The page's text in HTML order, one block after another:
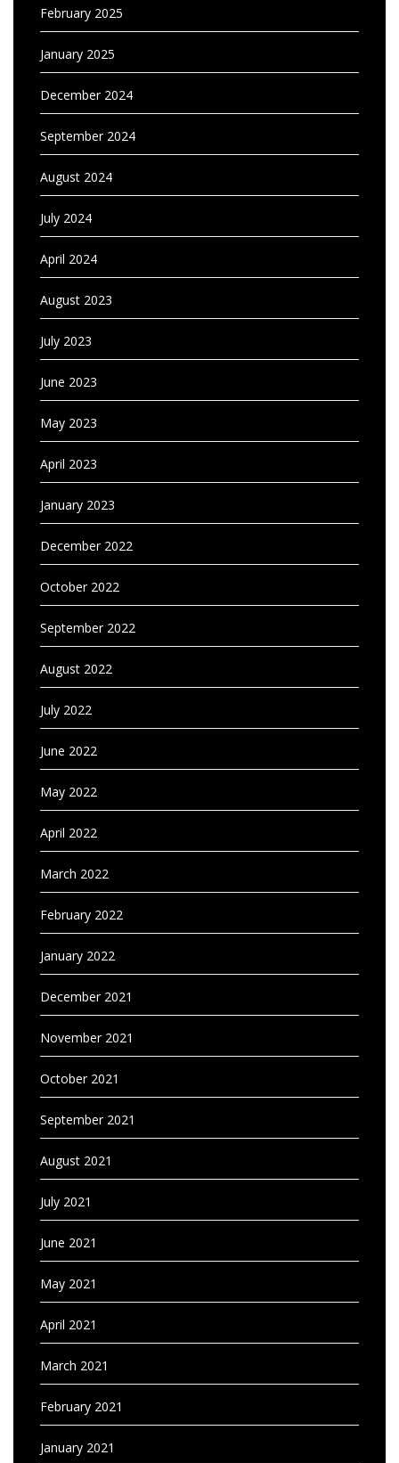
February 2025
January 2025
December 2024
September 2024
August 2024
July 2024
April 2024
August 2023
July 2023
June 2023
May 2023
April 2023
January 2023
December 2022
October 2022
September 2022
August 2022
July 2022
June 2022
May 2022
April 2022
March 2022
February 2022
January 2022
December 2021
November 2021
October 2021
September 2021
August 2021
July 2021
June 2021
May 2021
April 2021
March 2021
February 2021
January 2021